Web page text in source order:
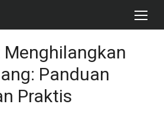
Menghilangkan
Panduan
Praktis